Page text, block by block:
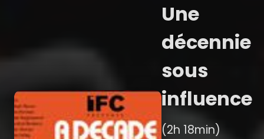
Une
décennie
sous
influence
(2h 18min)